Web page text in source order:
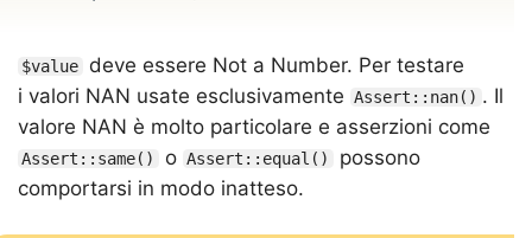
$value
deve essere Not a Number. Per testare
i valori NAN usate esclusivamente Assert::nan() . Il
valore NAN è molto particolare e asserzioni come
Assert::same() o Assert::equal()
possono
comportarsi in modo inatteso.